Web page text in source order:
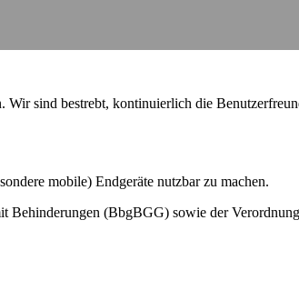
sind bestrebt, kontinuierlich die
mobile) Endgeräte nutzbar zu machen.
Behinderungen (BbgBGG) sowie der